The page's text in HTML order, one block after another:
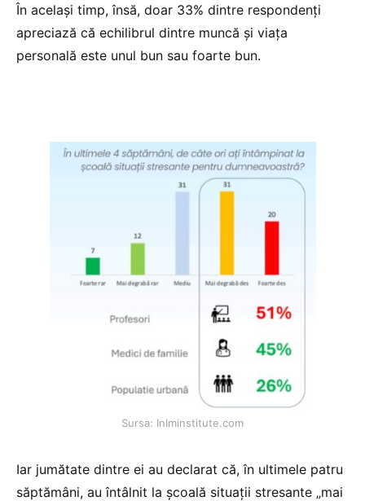
În același timp, însă, doar 33% dintre respondenți
apreciază că echilibrul dintre muncă și viața
personală este unul bun sau foarte bun.
Sursa: InIminstitute.com
Iar jumătate dintre ei au declarat că, în ultimele patru
săptămâni, au întâlnit la școală situații stresante „mai